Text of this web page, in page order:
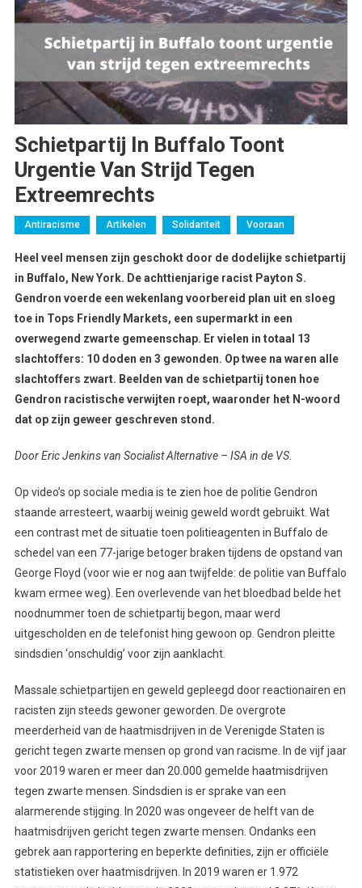
Schietpartij In Buffalo Toont
Urgentie Van Strijd Tegen
Extreemrechts
Antiracisme Artikelen Solidariteit Vooraan
Heel veel mensen zijn geschokt door de dodelijke schietpartij
in Buffalo, New York. De achttienjarige racist Payton S.
Gendron voerde een wekenlang voorbereid plan uit en sloeg
toe in Tops Friendly Markets, een supermarkt in een
overwegend zwarte gemeenschap. Er vielen in totaal 13
slachtoffers: 10 doden en 3 gewonden. Op twee na waren alle
slachtoffers zwart. Beelden van de schietpartij tonen hoe
Gendron racistische verwijten roept, waaronder het N-woord
dat op zijn geweer geschreven stond.
Door Eric Jenkins van Socialist Alternative – ISA in de VS.
Op video’s op sociale media is te zien hoe de politie Gendron
staande arresteert, waarbij weinig geweld wordt gebruikt. Wat
een contrast met de situatie toen politieagenten in Buffalo de
schedel van een 77-jarige betoger braken tijdens de opstand van
George Floyd (voor wie er nog aan twijfelde: de politie van Buffalo
kwam ermee weg). Een overlevende van het bloedbad belde het
noodnummer toen de schietpartij begon, maar werd
uitgescholden en de telefonist hing gewoon op. Gendron pleitte
sindsdien ‘onschuldig’ voor zijn aanklacht.
Massale schietpartijen en geweld gepleegd door reactionairen en
racisten zijn steeds gewoner geworden. De overgrote
meerderheid van de haatmisdrijven in de Verenigde Staten is
gericht tegen zwarte mensen op grond van racisme. In de vijf jaar
voor 2019 waren er meer dan 20.000 gemelde haatmisdrijven
tegen zwarte mensen. Sindsdien is er sprake van een
alarmerende stijging. In 2020 was ongeveer de helft van de
haatmisdrijven gericht tegen zwarte mensen. Ondanks een
gebrek aan rapportering en beperkte definities, zijn er officiële
statistieken over haatmisdrijven. In 2019 waren er 1.972